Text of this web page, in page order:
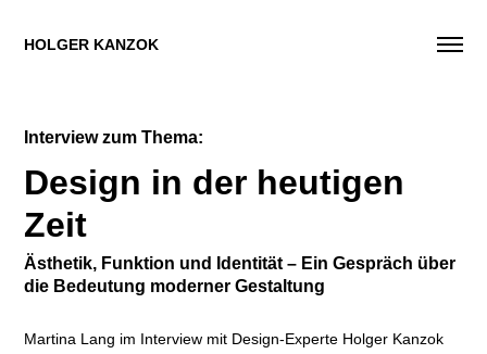
HOLGER KANZOK
Interview zum Thema:
Design in der heutigen
Zeit​​​​​​​
Ästhetik, Funktion und Identität – Ein Gespräch über
die Bedeutung moderner Gestaltung
Martina Lang im Interview mit Design-Experte Holger Kanzok​​​​​​​​​​​​​​